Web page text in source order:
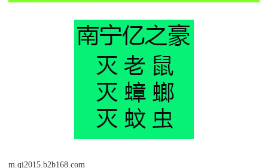
m.qi2015.b2b168.com